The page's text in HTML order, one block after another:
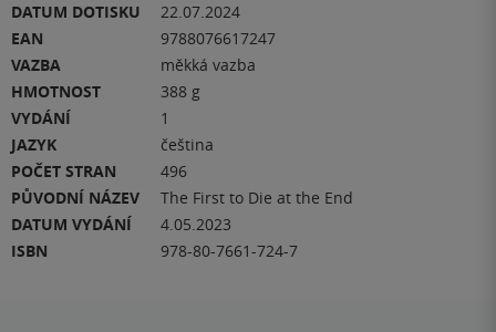
DATUM DOTISKU
22.07.2024
EAN
9788076617247
VAZBA
měkká vazba
HMOTNOST
388 g
VYDÁNÍ
1
JAZYK
čeština
POČET STRAN
496
PŮVODNÍ NÁZEV
The First to Die at the End
DATUM VYDÁNÍ
4.05.2023
ISBN
978-80-7661-724-7